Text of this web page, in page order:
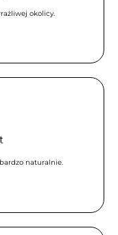
okolicy.
naturalnie.